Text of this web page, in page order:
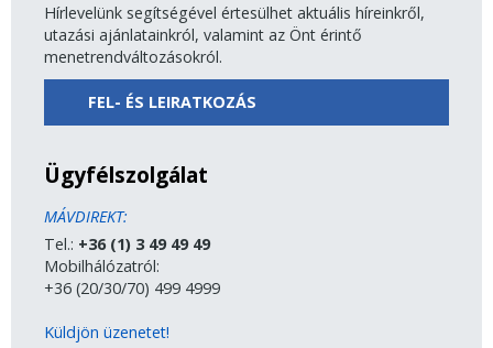
Hírlevelünk segítségével értesülhet aktuális híreinkről,
utazási ajánlatainkról, valamint az Önt érintő
menetrendváltozásokról.
FEL- ÉS LEIRATKOZÁS
Ügyfélszolgálat
MÁVDIREKT:
Tel.: +36 (1) 3 49 49 49
Mobilhálózatról:
+36 (20/30/70) 499 4999
Küldjön üzenetet!